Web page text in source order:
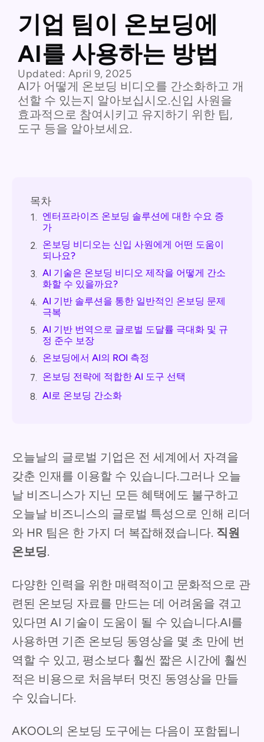
기업 팀이 온보딩에
AI를 사용하는 방법
Updated: April 9, 2025
AI가 어떻게 온보딩 비디오를 간소화하고 개
선할 수 있는지 알아보십시오.신입 사원을
효과적으로 참여시키고 유지하기 위한 팁,
도구 등을 알아보세요.
목차
1. 엔터프라이즈 온보딩 솔루션에 대한 수요 증
가
2. 온보딩 비디오는 신입 사원에게 어떤 도움이
되나요?
3. AI 기술은 온보딩 비디오 제작을 어떻게 간소
화할 수 있을까요?
4. AI 기반 솔루션을 통한 일반적인 온보딩 문제
극복
5. AI 기반 번역으로 글로벌 도달률 극대화 및 규
정 준수 보장
6. 온보딩에서 AI의 ROI 측정
7. 온보딩 전략에 적합한 AI 도구 선택
8. AI로 온보딩 간소화
오늘날의 글로벌 기업은 전 세계에서 자격을
갖춘 인재를 이용할 수 있습니다.그러나 오늘
날 비즈니스가 지닌 모든 혜택에도 불구하고
오늘날 비즈니스의 글로벌 특성으로 인해 리더
와 HR 팀은 한 가지 더 복잡해졌습니다. 직원
온보딩.
다양한 인력을 위한 매력적이고 문화적으로 관
련된 온보딩 자료를 만드는 데 어려움을 겪고
있다면 AI 기술이 도움이 될 수 있습니다.AI를
사용하면 기존 온보딩 동영상을 몇 초 만에 번
역할 수 있고, 평소보다 훨씬 짧은 시간에 훨씬
적은 비용으로 처음부터 멋진 동영상을 만들
수 있습니다.
AKOOL의 온보딩 도구에는 다음이 포함됩니